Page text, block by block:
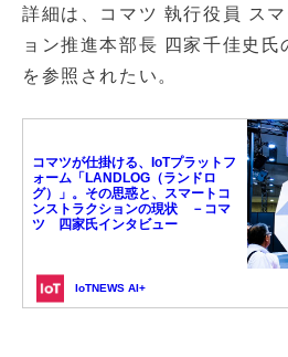
詳細は、コマツ 執行役員 ス
ョン推進本部長 四家千佳史
を参照されたい。